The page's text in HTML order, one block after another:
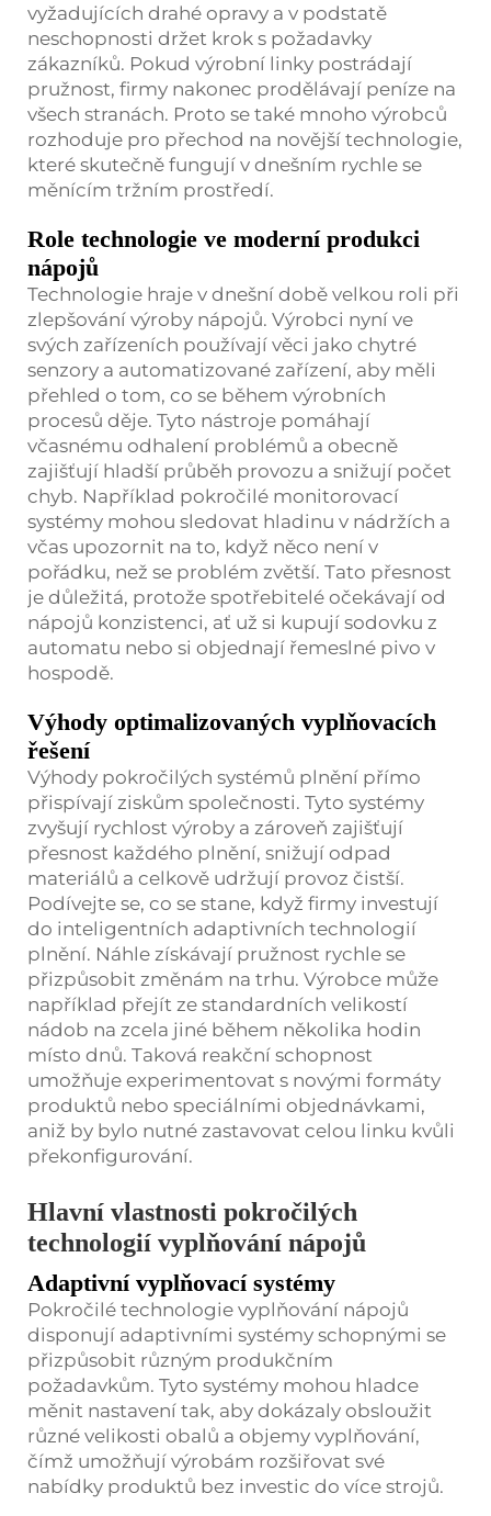
vyžadujících drahé opravy a v podstatě
neschopnosti držet krok s požadavky
zákazníků. Pokud výrobní linky postrádají
pružnost, firmy nakonec prodělávají peníze na
všech stranách. Proto se také mnoho výrobců
rozhoduje pro přechod na novější technologie,
které skutečně fungují v dnešním rychle se
měnícím tržním prostředí.
Role technologie ve moderní produkci
nápojů
Technologie hraje v dnešní době velkou roli při
zlepšování výroby nápojů. Výrobci nyní ve
svých zařízeních používají věci jako chytré
senzory a automatizované zařízení, aby měli
přehled o tom, co se během výrobních
procesů děje. Tyto nástroje pomáhají
včasnému odhalení problémů a obecně
zajišťují hladší průběh provozu a snižují počet
chyb. Například pokročilé monitorovací
systémy mohou sledovat hladinu v nádržích a
včas upozornit na to, když něco není v
pořádku, než se problém zvětší. Tato přesnost
je důležitá, protože spotřebitelé očekávají od
nápojů konzistenci, ať už si kupují sodovku z
automatu nebo si objednají řemeslné pivo v
hospodě.
Výhody optimalizovaných vyplňovacích
řešení
Výhody pokročilých systémů plnění přímo
přispívají ziskům společnosti. Tyto systémy
zvyšují rychlost výroby a zároveň zajišťují
přesnost každého plnění, snižují odpad
materiálů a celkově udržují provoz čistší.
Podívejte se, co se stane, když firmy investují
do inteligentních adaptivních technologií
plnění. Náhle získávají pružnost rychle se
přizpůsobit změnám na trhu. Výrobce může
například přejít ze standardních velikostí
nádob na zcela jiné během několika hodin
místo dnů. Taková reakční schopnost
umožňuje experimentovat s novými formáty
produktů nebo speciálními objednávkami,
aniž by bylo nutné zastavovat celou linku kvůli
překonfigurování.
Hlavní vlastnosti pokročilých
technologií vyplňování nápojů
Adaptivní vyplňovací systémy
Pokročilé technologie vyplňování nápojů
disponují adaptivními systémy schopnými se
přizpůsobit různým produkčním
požadavkům. Tyto systémy mohou hladce
měnit nastavení tak, aby dokázaly obsloužit
různé velikosti obalů a objemy vyplňování,
čímž umožňují výrobám rozšiřovat své
nabídky produktů bez investic do více strojů.